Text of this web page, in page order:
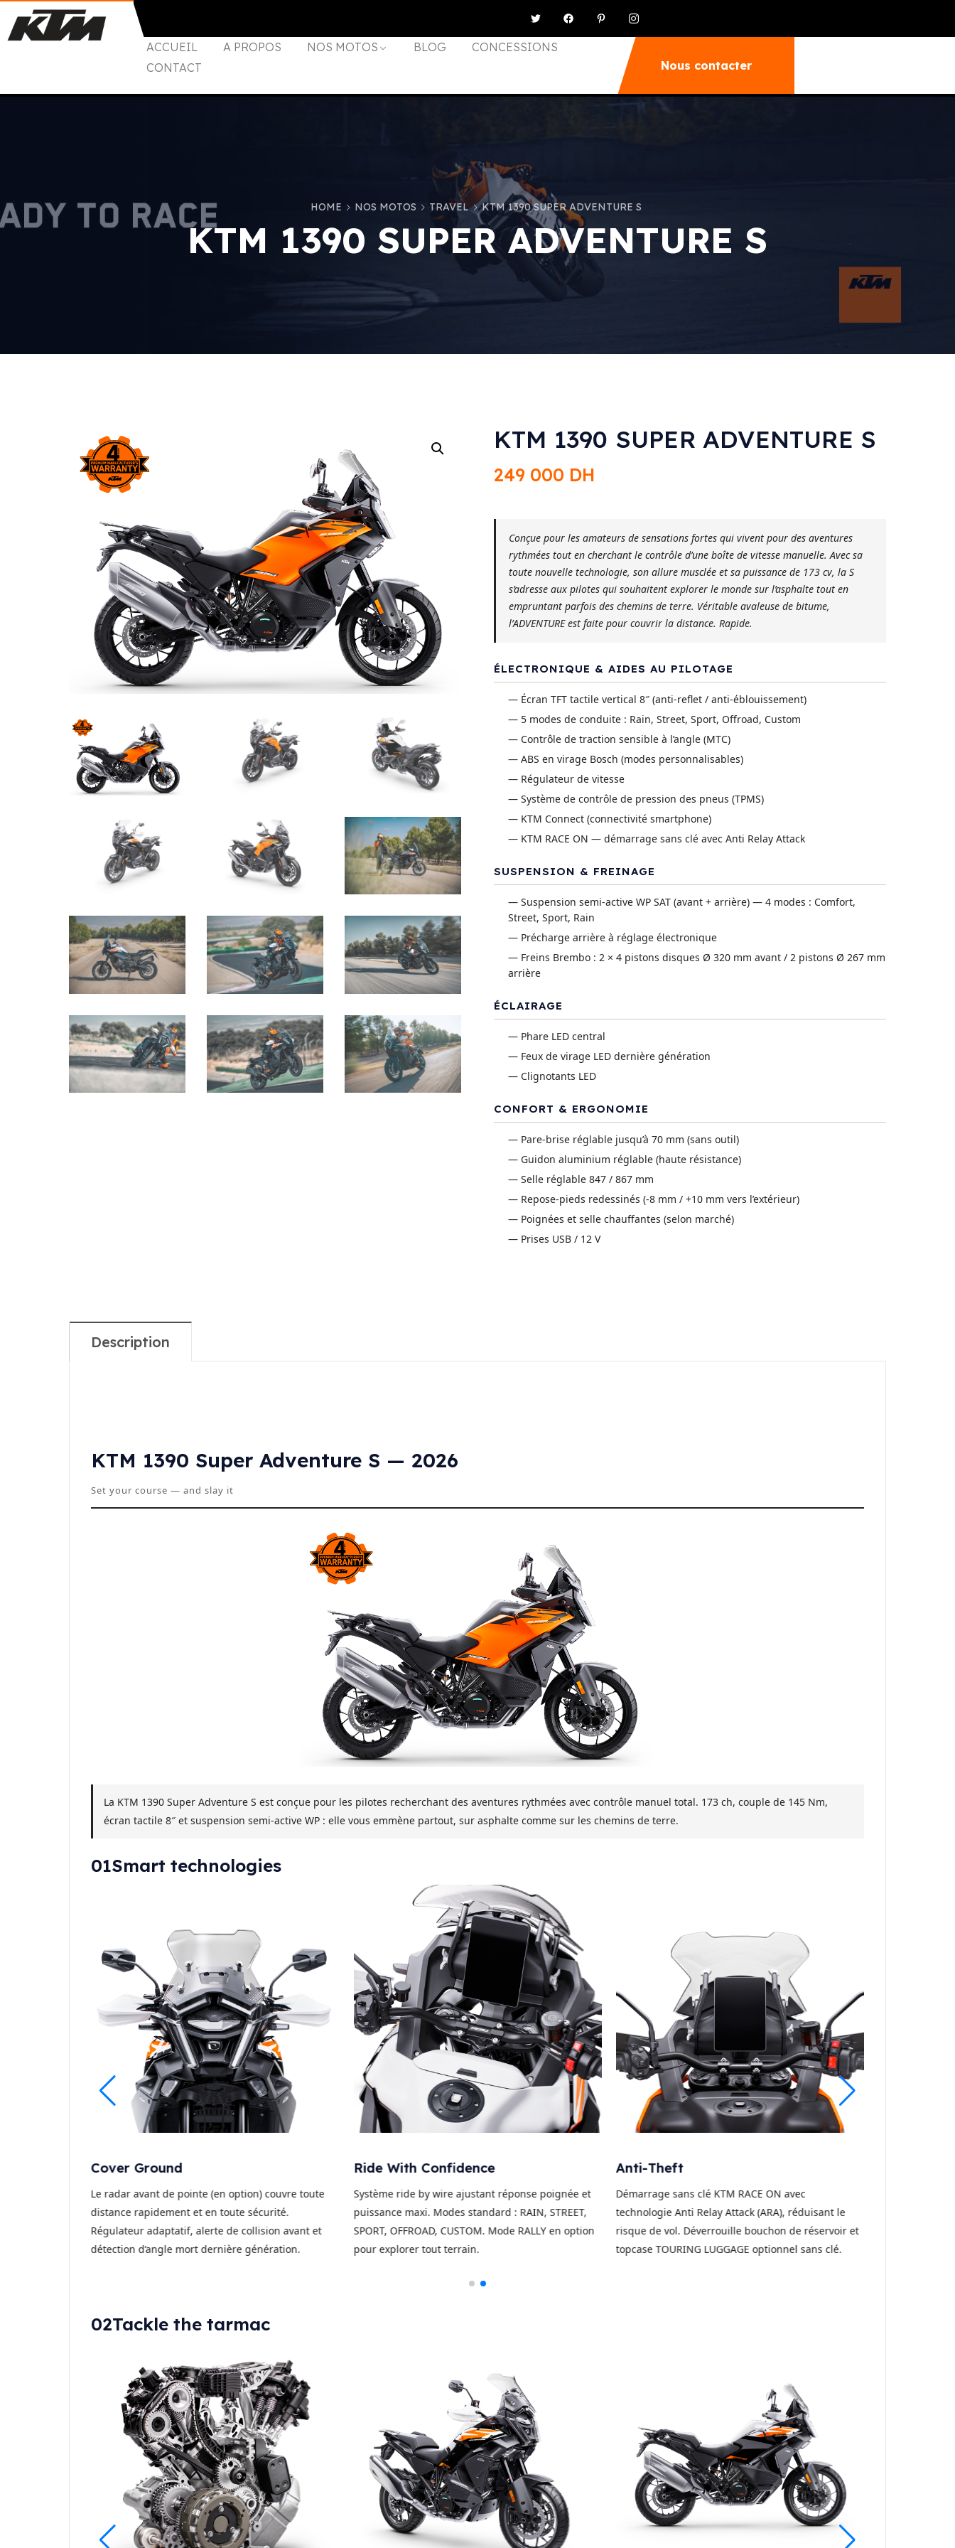
ACCUEIL A PROPOS NOS MOTOS BLOG
CONCESSIONS
CONTACT
Nous contacter
HOME NOS MOTOS TRAVEL KTM 1390 SUPER ADVENTURE S
KTM 1390 SUPER ADVENTURE S
KTM 1390 SUPER ADVENTURE S
249 000 DH
Conçue pour les amateurs de sensations fortes qui vivent pour des aventures
rythmées tout en cherchant le contrôle d’une boîte de vitesse manuelle. Avec sa
toute nouvelle technologie, son allure musclée et sa puissance de 173 cv, la S
s’adresse aux pilotes qui souhaitent explorer le monde sur l’asphalte tout en
empruntant parfois des chemins de terre. Véritable avaleuse de bitume,
l’ADVENTUREest faite pour couvrir la distance. Rapide.
ÉLECTRONIQUE & AIDES AU PILOTAGE
— Écran TFT tactile vertical 8″ (anti-reflet / anti-éblouissement)
— 5 modes de conduite : Rain, Street, Sport, Offroad, Custom
— Contrôle de traction sensible à l’angle (MTC)
— ABS en virage Bosch (modes personnalisables)
— Régulateur de vitesse
— Système de contrôle de pression des pneus (TPMS)
— KTM Connect (connectivité smartphone)
— KTM RACE ON — démarrage sans clé avec Anti Relay Attack
SUSPENSION & FREINAGE
— Suspension semi-active WP SAT (avant + arrière) — 4 modes : Comfort,
Street, Sport, Rain
— Précharge arrière à réglage électronique
— Freins Brembo : 2 × 4 pistons disques Ø 320 mm avant / 2 pistons Ø 267 mm
arrière
ÉCLAIRAGE
— Phare LED central
— Feux de virage LED dernière génération
— Clignotants LED
CONFORT & ERGONOMIE
— Pare-brise réglable jusqu’à 70 mm (sans outil)
— Guidon aluminium réglable (haute résistance)
— Selle réglable 847 / 867 mm
— Repose-pieds redessinés (-8 mm / +10 mm vers l’extérieur)
— Poignées et selle chauffantes (selon marché)
— Prises USB / 12 V
Description
KTM 1390 Super Adventure S — 2026
Set your course — and slay it
La KTM 1390 Super Adventure S est conçue pour les pilotes recherchant des aventures rythmées avec contrôle manuel total. 173 ch, couple de 145 Nm,
écran tactile 8″ et suspension semi-active WP : elle vous emmène partout, sur asphalte comme sur les chemins de terre.
01Smart technologies
Cover Ground
Le radar avant de pointe (en option) couvre toute
distance rapidement et en toute sécurité.
Régulateur adaptatif, alerte de collision avant et
détection d’angle mort dernière génération.
Ride With Confidence
Système ride by wire ajustant réponse poignée et
puissance maxi. Modes standard : RAIN, STREET,
SPORT, OFFROAD, CUSTOM. Mode RALLY en option
pour explorer tout terrain.
Anti-Theft
Démarrage sans clé KTM RACE ON avec
technologie Anti Relay Attack (ARA), réduisant le
risque de vol. Déverrouille bouchon de réservoir et
topcase TOURING LUGGAGE optionnel sans clé.
02Tackle the tarmac